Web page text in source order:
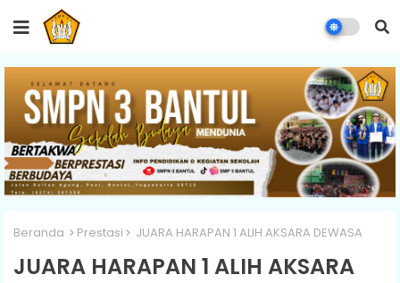
Beranda Prestasi JUARA HARAPAN 1 ALIH AKSARA DEWASA
JUARA HARAPAN 1 ALIH AKSARA